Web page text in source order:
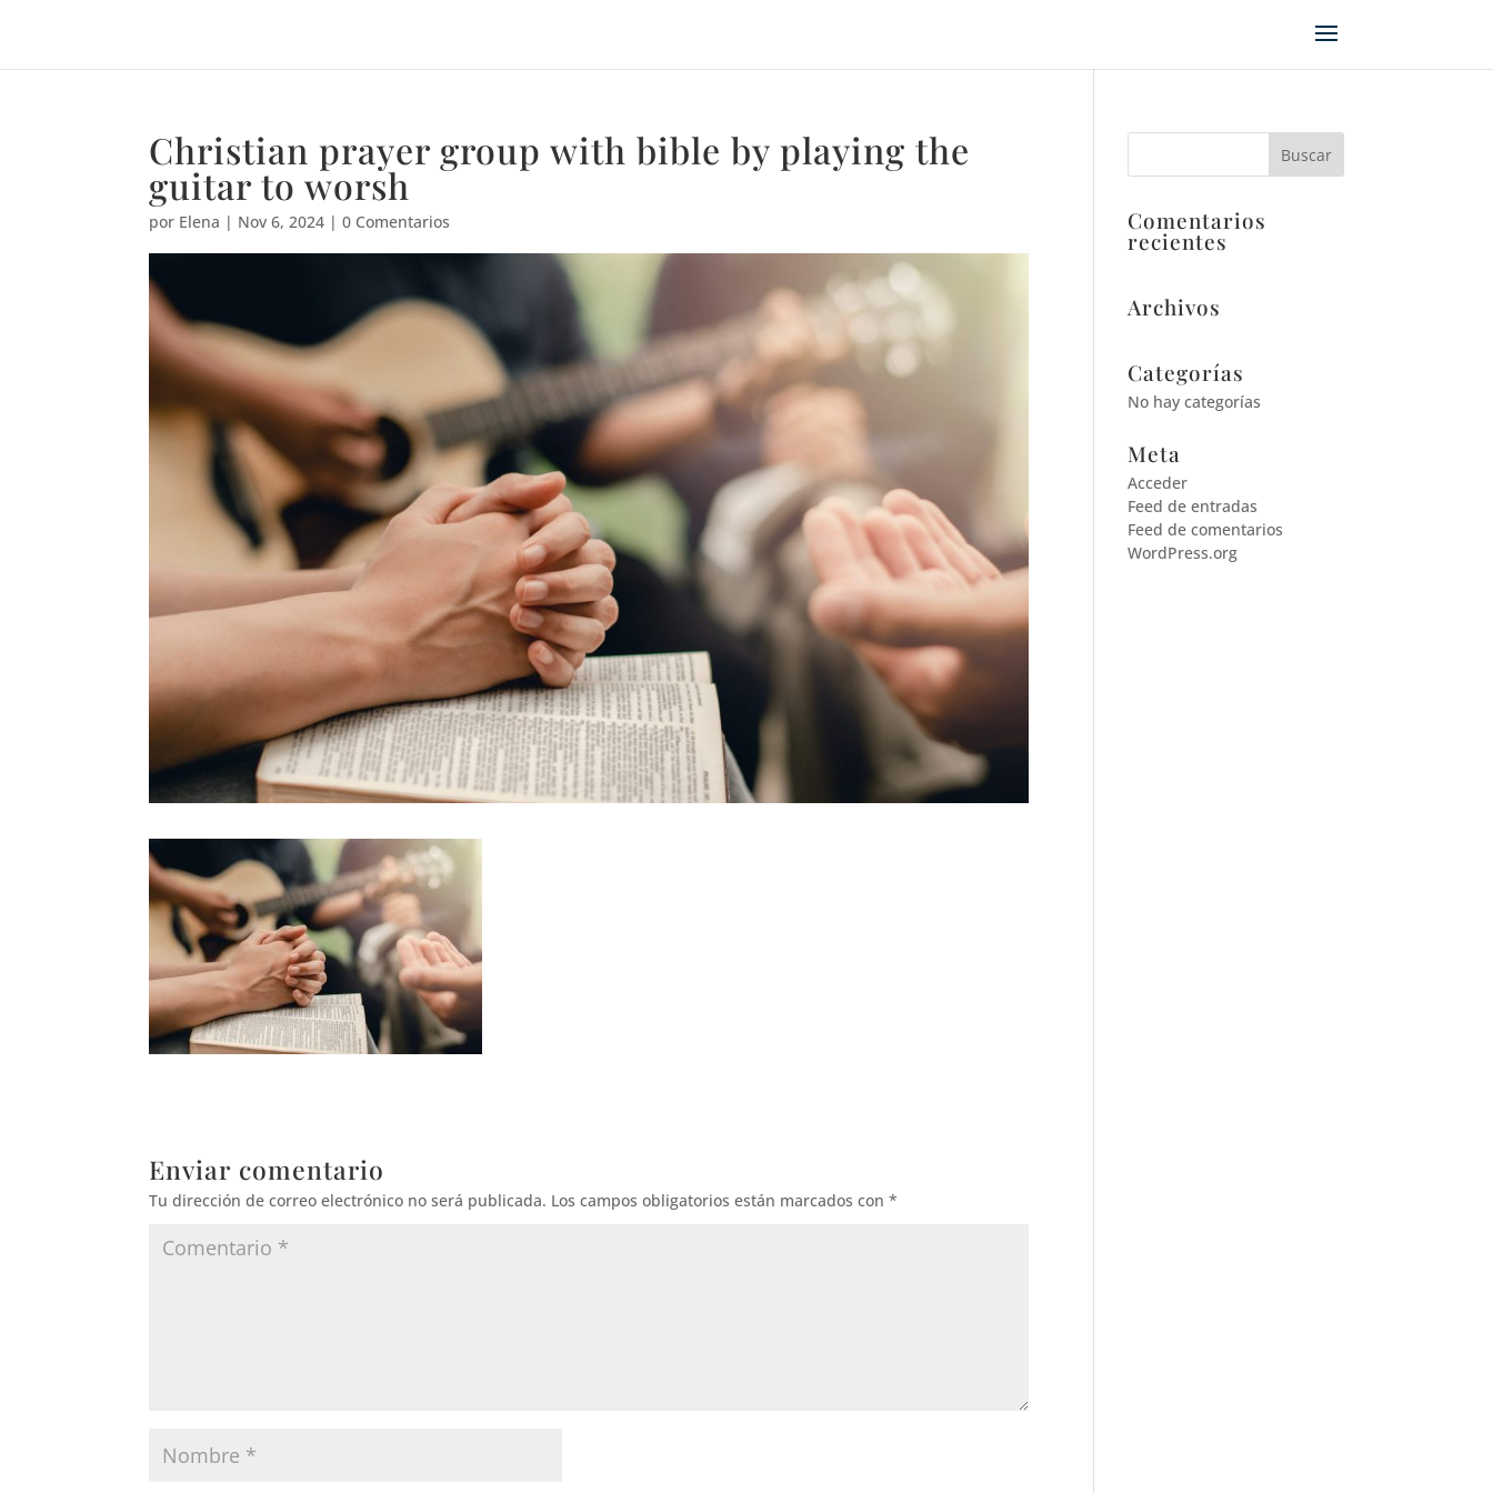
Christian prayer group with bible by playing the
guitar to worsh
por Elena | Nov 6, 2024 |0 Comentarios
Enviar comentario
Tu dirección de correo electrónico no será publicada. Los campos obligatorios están marcados con*
Comentarios
recientes
Archivos
Categorías
No hay categorías
Meta
Acceder
Feed de entradas
Feed de comentarios
WordPress.org